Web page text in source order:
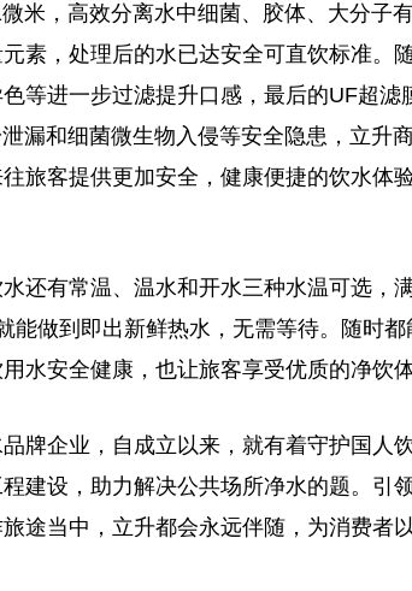
微米，高效分离水中细菌、胶体、大分子
素，处理后的水已达安全可直饮标准。
等进一步过滤提升口感，最后的UF超滤
漏和细菌微生物入侵等安全隐患，立升
旅客提供更加安全，健康便捷的饮水体验
还有常温、温水和开水三种水温可选，
能做到即出新鲜热水，无需等待。随时
水安全健康，也让旅客享受优质的净饮体
牌企业，自成立以来，就有着守护国人
建设，助力解决公共场所净水的题。引
途当中，立升都会永远伴随，为消费者